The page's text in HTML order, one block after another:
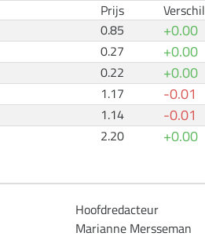
Prijs
Verschil
0.85 +0.00
0.27 +0.00
0.22 +0.00
1.17 -0.01
1.14 -0.01
2.20 +0.00
Hoofdredacteur
Marianne Mersseman